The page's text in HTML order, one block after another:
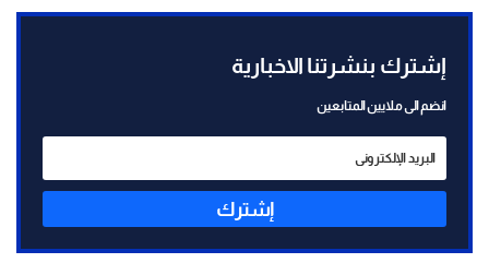
إشترك بنشرتنا الاخبارية
انضم الى ملايين المتابعين
إشترك